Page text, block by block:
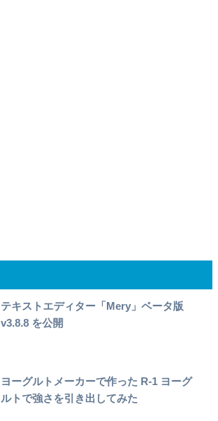
テキストエディター「Mery」ベータ版
v3.8.8 を公開
ヨーグルトメーカーで作った R-1 ヨーグ
ルトで強さを引き出してみた